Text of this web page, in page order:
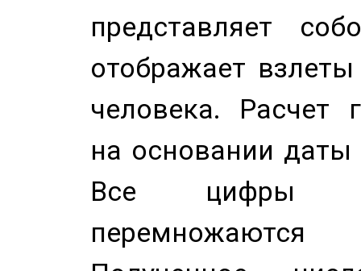
представляет
отображает
человека. Расчет
на основании
Все цифры